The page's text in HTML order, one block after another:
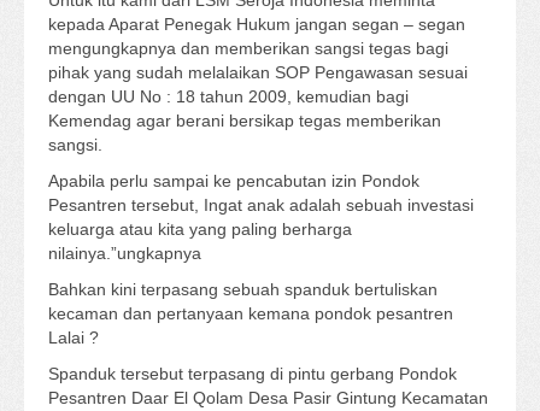
kepada Aparat Penegak Hukum jangan segan – segan
mengungkapnya dan memberikan sangsi tegas bagi
pihak yang sudah melalaikan SOP Pengawasan sesuai
dengan UU No : 18 tahun 2009, kemudian bagi
Kemendag agar berani bersikap tegas memberikan
sangsi.
Apabila perlu sampai ke pencabutan izin Pondok
Pesantren tersebut, Ingat anak adalah sebuah investasi
keluarga atau kita yang paling berharga
nilainya.”ungkapnya
Bahkan kini terpasang sebuah spanduk bertuliskan
kecaman dan pertanyaan kemana pondok pesantren
Lalai ?
Spanduk tersebut terpasang di pintu gerbang Pondok
Pesantren Daar El Qolam Desa Pasir Gintung Kecamatan